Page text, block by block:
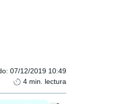
: 07/12/2019 10:49
4 min. lectura